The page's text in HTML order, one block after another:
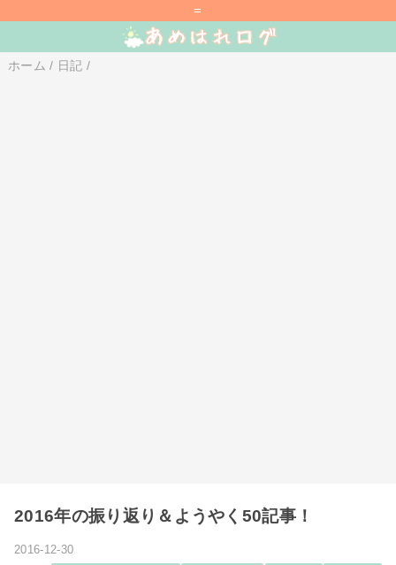
=
ホーム / 日記 /
2016年の振り返り＆ようやく50記事！
2016-12-30